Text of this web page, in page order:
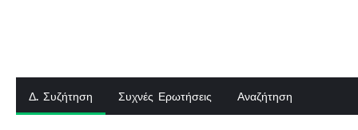
Δ. Συζήτηση Συχνές Ερωτήσεις Αναζήτηση